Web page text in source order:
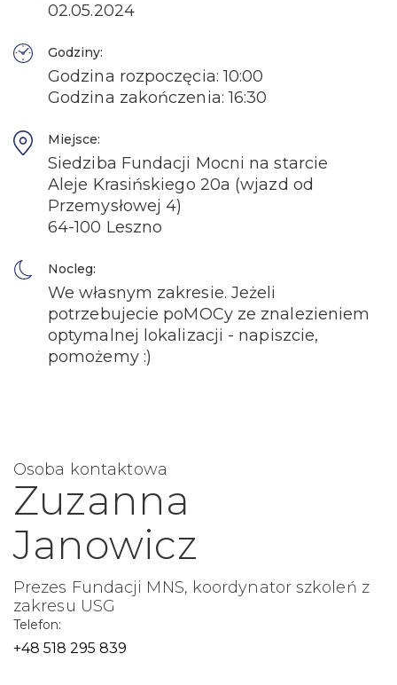
02.05.2024
Godziny:
Godzina rozpoczęcia: 10:00
Godzina zakończenia: 16:30
Miejsce:
Siedziba Fundacji Mocni na starcie
Aleje Krasińskiego 20a (wjazd od
Przemysłowej 4)
64-100 Leszno
Nocleg:
We własnym zakresie. Jeżeli
potrzebujecie poMOCy ze znalezieniem
optymalnej lokalizacji - napiszcie,
pomożemy :)
Osoba kontaktowa
Zuzanna
Janowicz
Prezes Fundacji MNS, koordynator szkoleń z
zakresu USG
Telefon:
+48 518 295 839